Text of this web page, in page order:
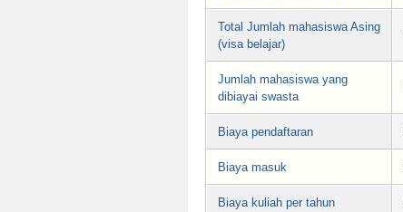
Total Jumlah mahasiswa Asing
(visa belajar)
Jumlah mahasiswa yang
dibiayai swasta
Biaya pendaftaran
Biaya masuk
Biaya kuliah per tahun